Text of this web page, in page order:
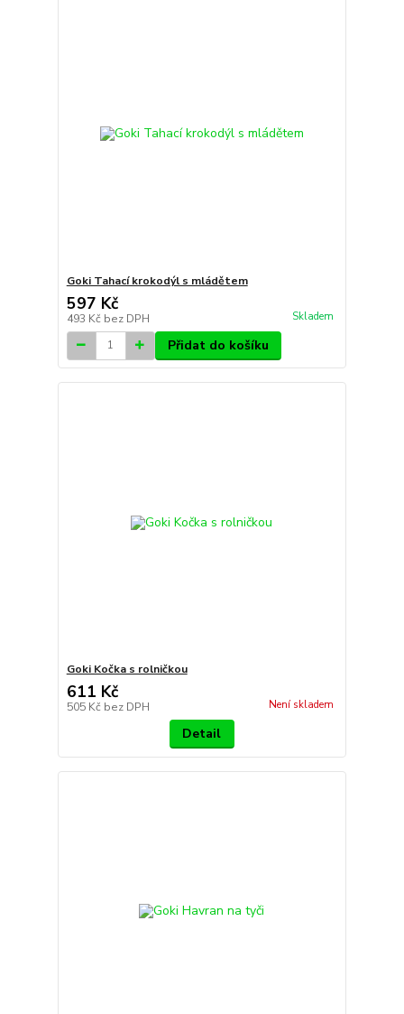
Goki Tahací krokodýl s mládětem
597 Kč
493 Kč bez DPH Skladem
Přidat do košíku
Goki Kočka s rolničkou
611 Kč
505 Kč bez DPH Není skladem
Detail